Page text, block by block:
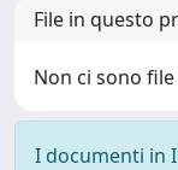
File in questo
Non ci sono
I documenti in